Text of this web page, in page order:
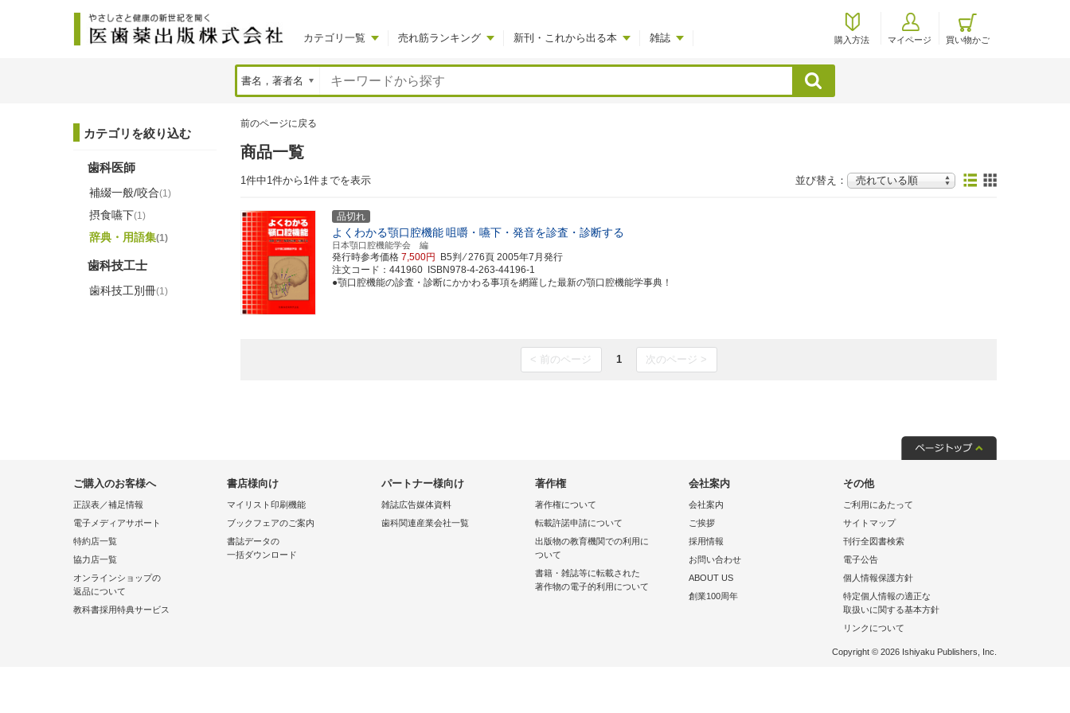
カテゴリ一覧 売れ筋ランキング 新刊・これから出る本 雑誌 購入方法 マイページ 買い物かご
検索
前のページに戻る
商品一覧
1件中1件から1件までを表示 並び替え：
品切れ
よくわかる顎口腔機能咀嚼・嚥下・発音を診査・診断する
日本顎口腔機能学会 編
発行時参考価格 7,500円 B5判 ⁄ 276頁 2005年7月発行
注文コード：441960 ISBN978-4-263-44196-1
●顎口腔機能の診査・診断にかかわる事項を網羅した最新の顎口腔機能学事典！
< 前のページ 1 次のページ >
カテゴリを絞り込む
歯科医師
補綴一般/咬合(1)
摂食嚥下(1)
辞典・用語集(1)
歯科技工士
歯科技工別冊(1)
ご購入のお客様へ
正誤表／補足情報
電子メディアサポート
特約店一覧
協力店一覧
オンラインショップの
返品について
教科書採用特典サービス
書店様向け
マイリスト印刷機能
ブックフェアのご案内
書誌データの
一括ダウンロード
パートナー様向け
雑誌広告媒体資料
歯科関連産業会社一覧
著作権
著作権について
転載許諾申請について
出版物の教育機関での利用に
ついて
書籍・雑誌等に転載された
著作物の電子的利用について
会社案内
会社案内
ご挨拶
採用情報
お問い合わせ
ABOUT US
創業100周年
その他
ご利用にあたって
サイトマップ
刊行全図書検索
電子公告
個人情報保護方針
特定個人情報の適正な
取扱いに関する基本方針
リンクについて
Copyright © 2026 Ishiyaku Publishers, Inc.